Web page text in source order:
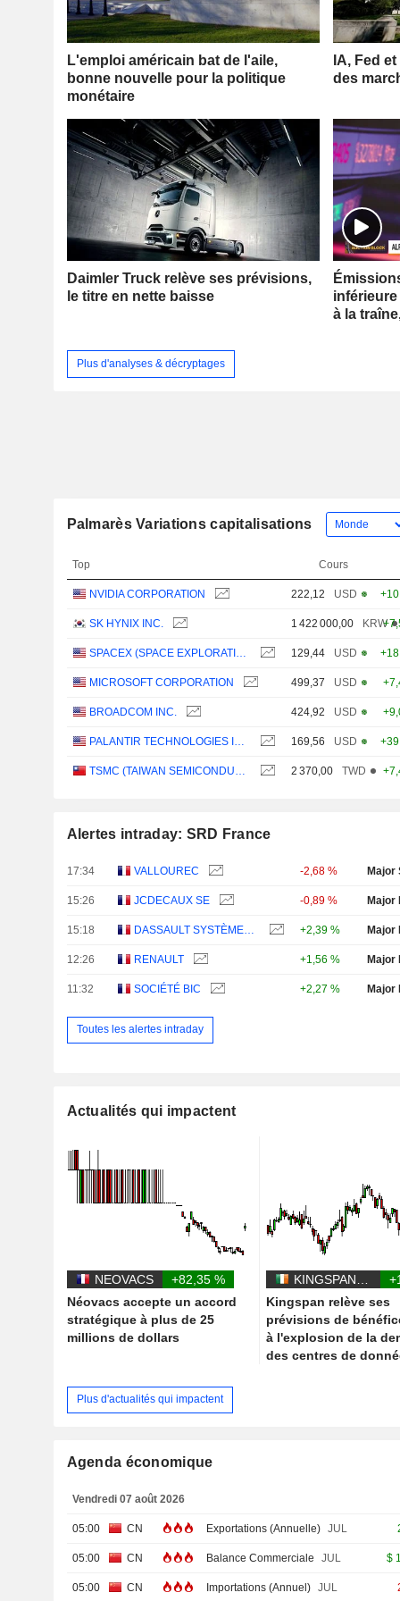
L'emploi américain bat de l'aile,
bonne nouvelle pour la politique
monétaire
IA, Fed
des
Daimler Truck relève ses prévisions,
le titre en nette baisse
à la
Plus d'analyses & décryptages
Palmarès Variations capitalisations
Top Cours
NVIDIA CORPORATION 222,12 USD
SK HYNIX INC. 1 422 000,00 KRW
129,44 USD
MICROSOFT CORPORATION 499,37 USD
BROADCOM INC. 424,92 USD
169,56 USD
2 370,00 TWD
Alertes intraday: SRD France
17:34 VALLOUREC -2,68 % Major
15:26 JCDECAUX SE -0,89 % Major
15:18 +2,39 % Major
12:26 RENAULT +1,56 % Major
11:32 SOCIÉTÉ BIC +2,27 % Major
Toutes les alertes intraday
Actualités qui impactent
NEOVACS
+82,35 %
Néovacs accepte un accord
stratégique à plus de 25
millions de dollars
Kingspan relève ses
prévisions de
à l'explosion de la
des centres de
Plus d'actualités qui impactent
Agenda économique
Vendredi 07 août 2026
05:00 CN Exportations (Annuelle) JUL
05:00 CN Balance Commerciale JUL $
05:00 CN Importations (Annuel) JUL